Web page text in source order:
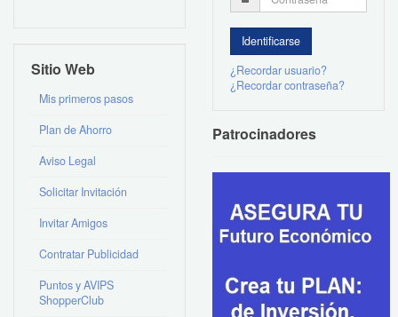
Sitio Web
Mis primeros pasos
Plan de Ahorro
Aviso Legal
Solicitar Invitación
Invitar Amigos
Contratar Publicidad
Puntos y AVIPS
ShopperClub
¿Recordar usuario?
¿Recordar contraseña?
Patrocinadores